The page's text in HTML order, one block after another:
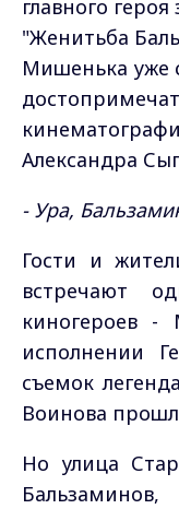
главного
"Женитьба
Мишенька уже
Александра
- Ура,
Гости и
встречают
киногероев -
исполнении
съемок
Воинова
Но улица